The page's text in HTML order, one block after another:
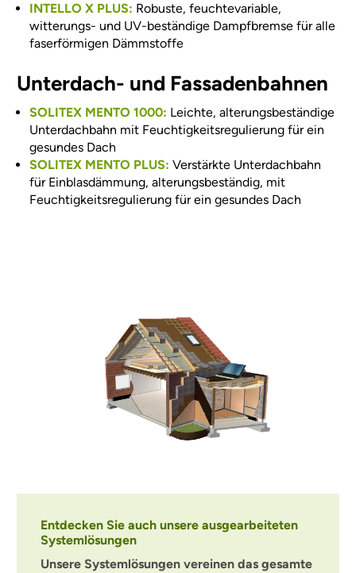
INTELLO X PLUS: Robuste, feuchtevariable,
witterungs- und UV-beständige Dampfbremse für alle
faserförmigen Dämmstoffe
Unterdach- und Fassadenbahnen
SOLITEX MENTO 1000: Leichte, alterungsbeständige
Unterdachbahn mit Feuchtigkeitsregulierung für ein
gesundes Dach
SOLITEX MENTO PLUS: Verstärkte Unterdachbahn
für Einblasdämmung, alterungsbeständig, mit
Feuchtigkeitsregulierung für ein gesundes Dach
Entdecken Sie auch unsere ausgearbeiteten
Systemlösungen
Unsere Systemlösungen vereinen das gesamte